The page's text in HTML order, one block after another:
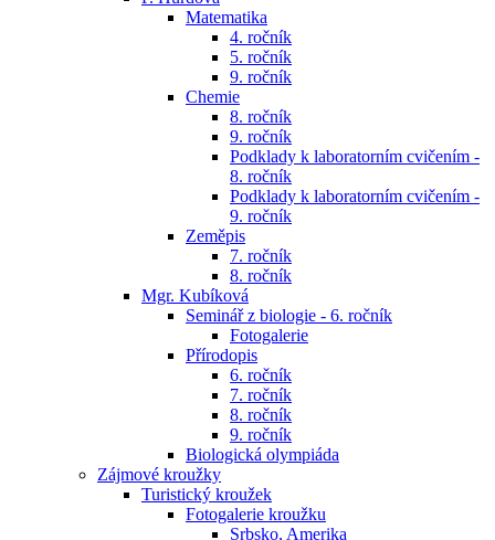
Matematika
4. ročník
5. ročník
9. ročník
Chemie
8. ročník
9. ročník
Podklady k laboratorním cvičením -
8. ročník
Podklady k laboratorním cvičením -
9. ročník
Zeměpis
7. ročník
8. ročník
Mgr. Kubíková
Seminář z biologie - 6. ročník
Fotogalerie
Přírodopis
6. ročník
7. ročník
8. ročník
9. ročník
Biologická olympiáda
Zájmové kroužky
Turistický kroužek
Fotogalerie kroužku
Srbsko, Amerika